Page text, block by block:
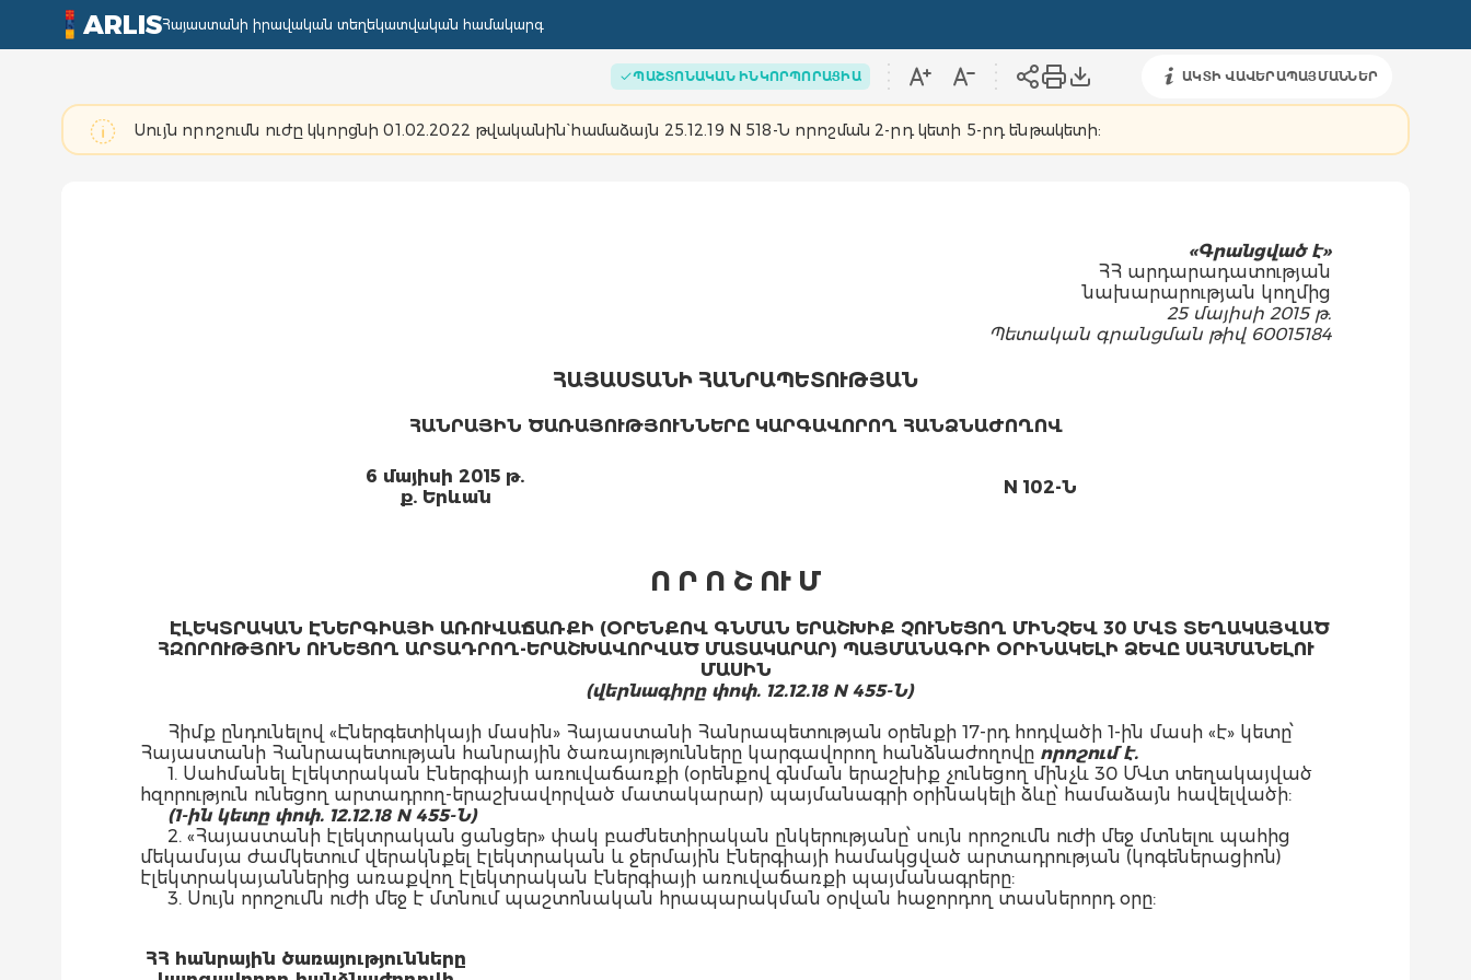
ARLISՀայաստանի իրավական տեղեկատվական համակարգ
ՊԱՇՏՈՆԱԿԱՆ ԻՆԿՈՐՊՈՐԱՑԻԱ ԱԿՏԻ ՎԱՎԵՐԱՊԱՅՄԱՆՆԵՐ
Սույն որոշումն ուժը կկորցնի 01.02.2022 թվականին` համաձայն 25.12.19 N 518-Ն որոշման 2-րդ կետի 5-րդ ենթակետի:
«Գրանցված է»
ՀՀ արդարադատության
նախարարության կողմից
25 մայիսի 2015 թ.
Պետական գրանցման թիվ 60015184
ՀԱՅԱՍՏԱՆԻ ՀԱՆՐԱՊԵՏՈՒԹՅԱՆ
ՀԱՆՐԱՅԻՆ ԾԱՌԱՅՈՒԹՅՈՒՆՆԵՐԸ ԿԱՐԳԱՎՈՐՈՂ ՀԱՆՁՆԱԺՈՂՈՎ
6 մայիսի 2015 թ.
ք. Երևան
N 102-Ն
Ո Ր Ո Շ ՈՒ Մ
ԷԼԵԿՏՐԱԿԱՆ ԷՆԵՐԳԻԱՅԻ ԱՌՈՒՎԱՃԱՌՔԻ (ՕՐԵՆՔՈՎ ԳՆՄԱՆ ԵՐԱՇԽԻՔ ՉՈՒՆԵՑՈՂ ՄԻՆՉԵՎ 30 ՄՎՏ ՏԵՂԱԿԱՅՎԱԾ
ՀԶՈՐՈՒԹՅՈՒՆ ՈՒՆԵՑՈՂ ԱՐՏԱԴՐՈՂ-ԵՐԱՇԽԱՎՈՐՎԱԾ ՄԱՏԱԿԱՐԱՐ) ՊԱՅՄԱՆԱԳՐԻ ՕՐԻՆԱԿԵԼԻ ՁԵՎԸ ՍԱՀՄԱՆԵԼՈՒ
ՄԱՍԻՆ
(վերնագիրը փոփ. 12.12.18 N 455-Ն)
Հիմք ընդունելով «Էներգետիկայի մասին» Հայաստանի Հանրապետության օրենքի 17-րդ հոդվածի 1-ին մասի «է» կետը՝
Հայաստանի Հանրապետության հանրային ծառայությունները կարգավորող հանձնաժողովը որոշում է.
1. Սահմանել էլեկտրական էներգիայի առուվաճառքի (օրենքով գնման երաշխիք չունեցող մինչև 30 ՄՎտ տեղակայված
հզորություն ունեցող արտադրող-երաշխավորված մատակարար) պայմանագրի օրինակելի ձևը՝ համաձայն հավելվածի:
(1-ին կետը փոփ. 12.12.18 N 455-Ն)
2. «Հայաստանի էլեկտրական ցանցեր» փակ բաժնետիրական ընկերությանը՝ սույն որոշումն ուժի մեջ մտնելու պահից
մեկամսյա ժամկետում վերակնքել էլեկտրական և ջերմային էներգիայի համակցված արտադրության (կոգեներացիոն)
էլեկտրակայաններից առաքվող էլեկտրական էներգիայի առուվաճառքի պայմանագրերը:
3. Սույն որոշումն ուժի մեջ է մտնում պաշտոնական հրապարակման օրվան հաջորդող տասներորդ օրը:
ՀՀ հանրային ծառայությունները